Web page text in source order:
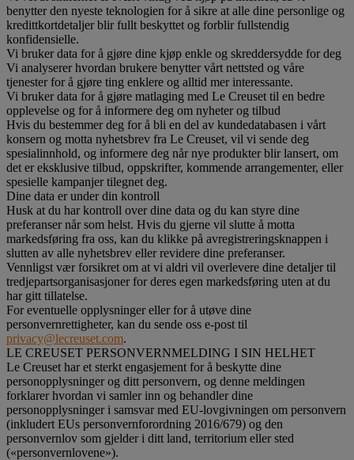
benytter den nyeste teknologien for å sikre at alle dine personlige og
kredittkortdetaljer blir fullt beskyttet og forblir fullstendig
konfidensielle.
Vi bruker data for å gjøre dine kjøp enkle og skreddersydde for deg
Vi analyserer hvordan brukere benytter vårt nettsted og våre
tjenester for å gjøre ting enklere og alltid mer interessante.
Vi bruker data for å gjøre matlaging med Le Creuset til en bedre
opplevelse og for å informere deg om nyheter og tilbud
Hvis du bestemmer deg for å bli en del av kundedatabasen i vårt
konsern og motta nyhetsbrev fra Le Creuset, vil vi sende deg
spesialinnhold, og informere deg når nye produkter blir lansert, om
det er eksklusive tilbud, oppskrifter, kommende arrangementer, eller
spesielle kampanjer tilegnet deg.
Dine data er under din kontroll
Husk at du har kontroll over dine data og du kan styre dine
preferanser når som helst. Hvis du gjerne vil slutte å motta
markedsføring fra oss, kan du klikke på avregistreringsknappen i
slutten av alle nyhetsbrev eller revidere dine preferanser.
Vennligst vær forsikret om at vi aldri vil overlevere dine detaljer til
tredjepartsorganisasjoner for deres egen markedsføring uten at du
har gitt tillatelse.
For eventuelle opplysninger eller for å utøve dine
personvernrettigheter, kan du sende oss e-post til
privacy@lecreuset.com.
LE CREUSET PERSONVERNMELDING I SIN HELHET
Le Creuset har et sterkt engasjement for å beskytte dine
personopplysninger og ditt personvern, og denne meldingen
forklarer hvordan vi samler inn og behandler dine
personopplysninger i samsvar med EU-lovgivningen om personvern
(inkludert EUs personvernforordning 2016/679) og den
personvernlov som gjelder i ditt land, territorium eller sted
(«personvernlovene»).